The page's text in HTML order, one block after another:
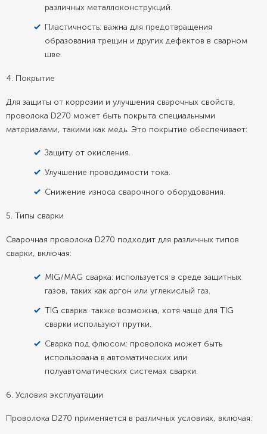
различных металлоконструкций.
Пластичность: важна для предотвращения
образования трещин и других дефектов в сварном
шве.
4. Покрытие
Для защиты от коррозии и улучшения сварочных свойств,
проволока D270 может быть покрыта специальными
материалами, такими как медь. Это покрытие обеспечивает:
Защиту от окисления.
Улучшение проводимости тока.
Снижение износа сварочного оборудования.
5. Типы сварки
Сварочная проволока D270 подходит для различных типов
сварки, включая:
MIG/MAG сварка: используется в среде защитных
газов, таких как аргон или углекислый газ.
TIG сварка: также возможна, хотя чаще для TIG
сварки используют прутки.
Сварка под флюсом: проволока может быть
использована в автоматических или
полуавтоматических системах сварки.
6. Условия эксплуатации
Проволока D270 применяется в различных условиях, включая: